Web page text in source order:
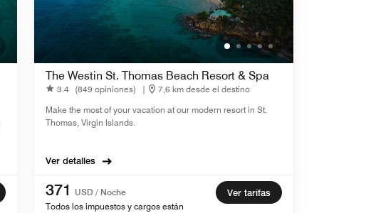
The Westin St. Thomas Beach Resort & Spa
3.4 (849 opiniones) |
7,6 km desde el destino
Make the most of your vacation at our modern resort in St.
Thomas, Virgin Islands.
Ver detalles
371
USD / Noche
Todos los impuestos y cargos están
Ver tarifas